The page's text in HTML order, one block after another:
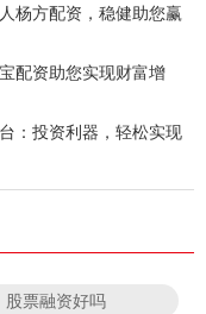
杨方配资，稳健助您赢
配资助您实现财富增
：投资利器，轻松实现
股票融资好吗